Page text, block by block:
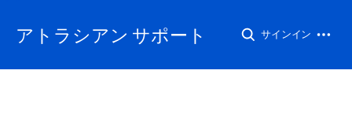
アトラシアン サポート サインイン